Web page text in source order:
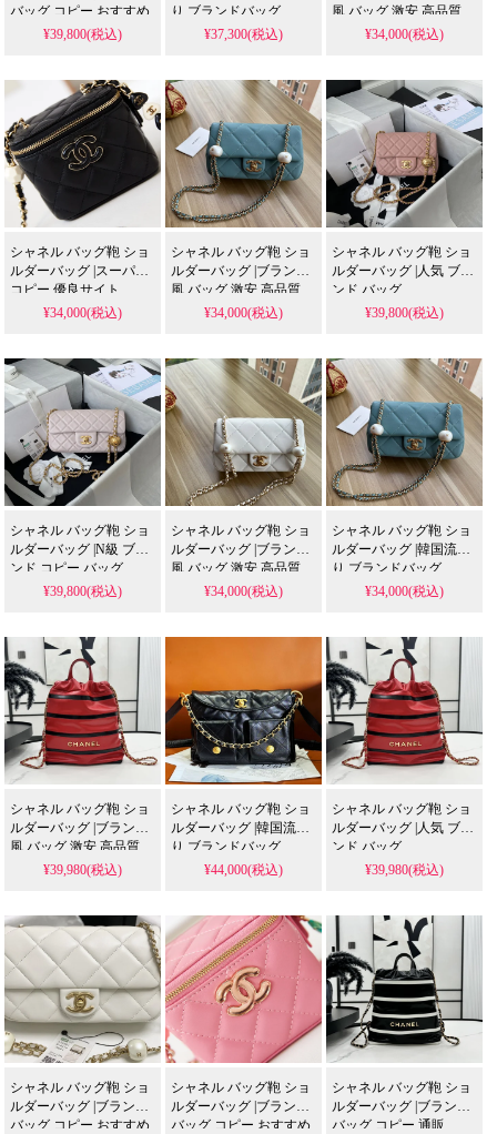
バッグ コピー おすすめ
¥39,800(税込)
り ブランドバッグ
¥37,300(税込)
風 バッグ 激安 高品質
¥34,000(税込)
シャネル バッグ鞄 ショ
ルダーバッグ |スーパー
コピー 優良サイト
¥34,000(税込)
シャネル バッグ鞄 ショ
ルダーバッグ |ブランド
風 バッグ 激安 高品質
¥34,000(税込)
シャネル バッグ鞄 ショ
ルダーバッグ |人気 ブラ
ンド バッグ
¥39,800(税込)
シャネル バッグ鞄 ショ
ルダーバッグ |N級 ブラ
ンド コピー バッグ
¥39,800(税込)
シャネル バッグ鞄 ショ
ルダーバッグ |ブランド
風 バッグ 激安 高品質
¥34,000(税込)
シャネル バッグ鞄 ショ
ルダーバッグ |韓国流行
り ブランドバッグ
¥34,000(税込)
シャネル バッグ鞄 ショ
ルダーバッグ |ブランド
風 バッグ 激安 高品質
¥39,980(税込)
シャネル バッグ鞄 ショ
ルダーバッグ |韓国流行
り ブランドバッグ
¥44,000(税込)
シャネル バッグ鞄 ショ
ルダーバッグ |人気 ブラ
ンド バッグ
¥39,980(税込)
シャネル バッグ鞄 ショ
ルダーバッグ |ブランド
バッグ コピー おすすめ
シャネル バッグ鞄 ショ
ルダーバッグ |ブランド
バッグ コピー おすすめ
シャネル バッグ鞄 ショ
ルダーバッグ |ブランド
バッグ コピー 通販